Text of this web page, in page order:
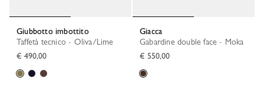
Giubbotto imbottito
Taffetà tecnico - Oliva/Lime
€ 490,00
Giacca
Gabardine double face - Moka
€ 550,00